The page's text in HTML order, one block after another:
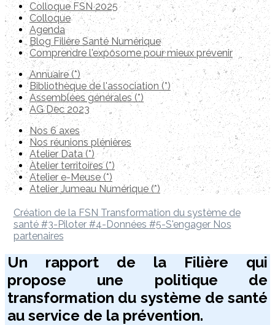
Colloque FSN 2025
Colloque
Agenda
Blog Filière Santé Numérique
Comprendre l'exposome pour mieux prévenir
Annuaire (*)
Bibliothèque de l'association (*)
Assemblées générales (*)
AG Dec 2023
Nos 6 axes
Nos réunions plénières
Atelier Data (*)
Atelier territoires (*)
Atelier e-Meuse (*)
Atelier Jumeau Numérique (*)
Création de la FSN Transformation du système de
santé #3-Piloter #4-Données #5-S'engager Nos
partenaires
Un rapport de la Filière qui
propose une politique de
transformation du système de santé
au service de la prévention.